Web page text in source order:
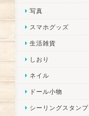
写真
スマホグッズ
生活雑貨
しおり
ネイル
ドール小物
シーリングスタンプ